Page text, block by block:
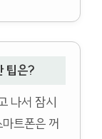
팁은?
나서 잠시
트폰은 꺼